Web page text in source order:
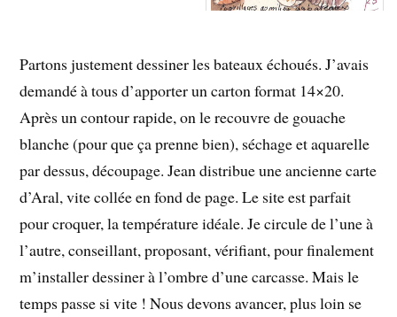
Partons justement dessiner les bateaux échoués. J’avais
demandé à tous d’apporter un carton format 14×20.
Après un contour rapide, on le recouvre de gouache
blanche (pour que ça prenne bien), séchage et aquarelle
par dessus, découpage. Jean distribue une ancienne carte
d’Aral, vite collée en fond de page. Le site est parfait
pour croquer, la température idéale. Je circule de l’une à
l’autre, conseillant, proposant, vérifiant, pour finalement
m’installer dessiner à l’ombre d’une carcasse. Mais le
temps passe si vite ! Nous devons avancer, plus loin se